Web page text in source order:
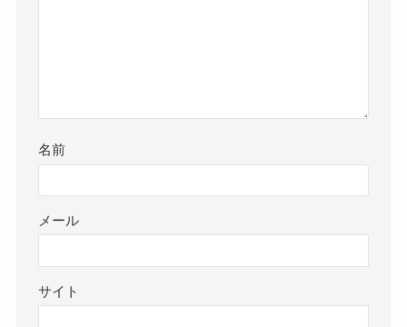
名前
メール
サイト